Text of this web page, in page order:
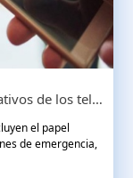
¿Cuáles son los efectos positivos y negativos de los teléfonos celulares?
el papel
de emergencia,